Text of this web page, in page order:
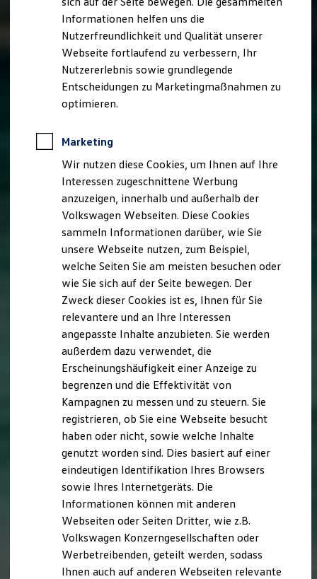
Reparatur & Service
Sommer-Special
Reparatur, Pflege & Inspektion
Servicetermin anfragen
Service-Vorteile bei Volkswagen Nutzfahrzeuge
ServicePlus
Economy Service
Räder & Reifen Service
Ersatzfahrzeuge
Software, Konnektivität & Apps
California App
VW Connect für Ihren ID. Buzz
VW Connect für Ihren Transporter/Caravelle
VW Connect für Ihren Amarok
VW Connect für andere Modelle
Connect Pro
Fleet Interface Data
Multistop Pathfinder
Übersicht Software Updates
Hilfreiches für Besitzer
Fahrerassistenz- und Sicherheitssysteme
Kontrollleuchten
Kurzfahrprofile und Ölverdünnung
XTL-Dieselkraftstoff
Ersatzteile und Betriebsflüssigkeiten
Original Zubehör und Lifestyle Produkte
myVolkswagen
myVolkswagen Business
Elektrisch & Autonom
Elektro - & Hybridfahrzeuge
Unser Ansatz
Klimafreundlicher Strom
Reichweite & Ladelösungen
Reichweitensimulator
Ladezeitensimulator
Ladelösungen für Privatkunden
Ladelösungen für Gewerbekunden
Wallbox und Ladekabel
Förderung & Kosten der Elektrofahrzeuge
Fördermöglichkeiten für Privatkunden
Fördermöglichkeiten für Gewerbekunden
Informationen helfen uns die
Nutzerfreundlichkeit und Qualität unserer
Webseite fortlaufend zu verbessern, Ihr
Nutzererlebnis sowie grundlegende
Entscheidungen zu Marketingmaßnahmen zu
optimieren.
Marketing
Wir nutzen diese Cookies, um Ihnen auf Ihre
Interessen zugeschnittene Werbung
anzuzeigen, innerhalb und außerhalb der
Volkswagen Webseiten. Diese Cookies
sammeln Informationen darüber, wie Sie
unsere Webseite nutzen, zum Beispiel,
welche Seiten Sie am meisten besuchen oder
wie Sie sich auf der Seite bewegen. Der
Zweck dieser Cookies ist es, Ihnen für Sie
relevantere und an Ihre Interessen
angepasste Inhalte anzubieten. Sie werden
außerdem dazu verwendet, die
Erscheinungshäufigkeit einer Anzeige zu
begrenzen und die Effektivität von
Kampagnen zu messen und zu steuern. Sie
registrieren, ob Sie eine Webseite besucht
haben oder nicht, sowie welche Inhalte
genutzt worden sind. Dies basiert auf einer
eindeutigen Identifikation Ihres Browsers
sowie Ihres Internetgeräts. Die
Informationen können mit anderen
Webseiten oder Seiten Dritter, wie z.B.
Volkswagen Konzerngesellschaften oder
Werbetreibenden, geteilt werden, sodass
Ihnen auch auf anderen Webseiten relevante